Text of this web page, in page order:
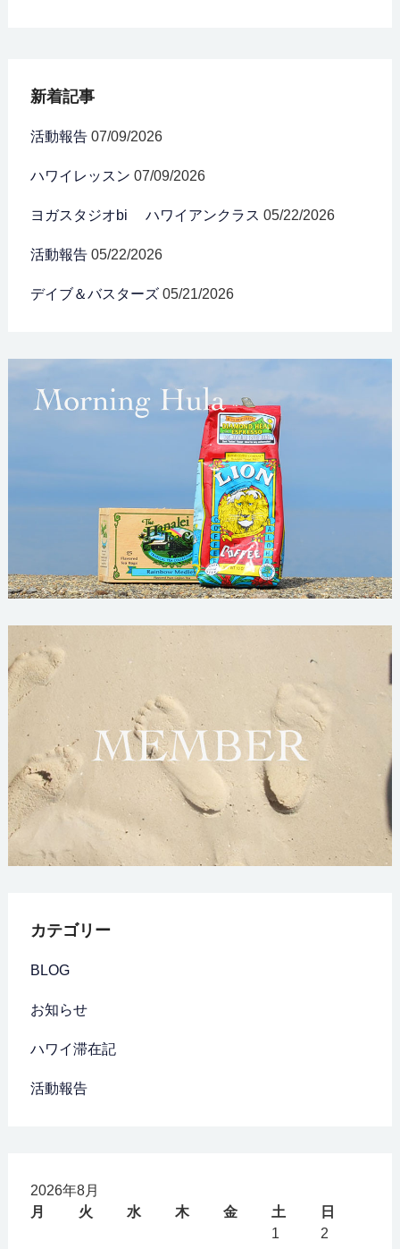
新着記事
活動報告 07/09/2026
ハワイレッスン 07/09/2026
ヨガスタジオbi ハワイアンクラス 05/22/2026
活動報告 05/22/2026
デイブ＆バスターズ 05/21/2026
カテゴリー
BLOG
お知らせ
ハワイ滞在記
活動報告
2026年8月
月
火 水 木 金 土
日
1
2